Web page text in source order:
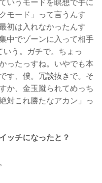
いうモードを瞑想で手に
モード」って言うんす
初は入れなかったんす
中でゾーンに入って相手
う。ガチで。ちょっ
ったっすね。いやでも本
す、僕。冗談抜きで。そ
か、金玉蹴られてめっち
対これ勝たなアカン」っ
ッチになったと？